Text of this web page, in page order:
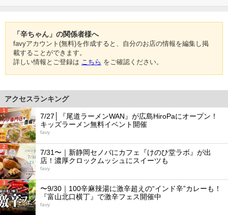
「辛ちゃん」の関係者様へ
favyアカウント(無料)を作成すると、自分のお店の情報を編集し掲
載することができます。
詳しい情報とご登録は こちら をご確認ください。
アクセスランキング
1
7/27│『尾道ラーメンWAN』が広島HiroPaにオープン！
キッズラーメン無料イベント開催
favy
2
7/31〜｜新静岡セノバにカフェ『けのひ堂ラボ』が出
店！濃厚クロックムッシュにスイーツも
favy
3
〜9/30｜100辛麻辣湯に激辛超えの“インド辛”カレーも！
『富山北口横丁』で激辛フェス開催中
favy